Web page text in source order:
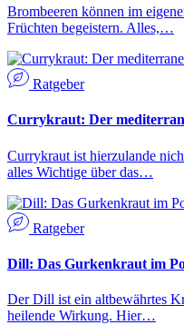
Brombeeren können im
Früchten begeistern. Alles,…
Ratgeber
Currykraut: Der
Currykraut ist hierzulande
alles Wichtige über das…
Ratgeber
Dill: Das Gurkenkraut im
Der Dill ist ein altbewährtes
heilende Wirkung. Hier…